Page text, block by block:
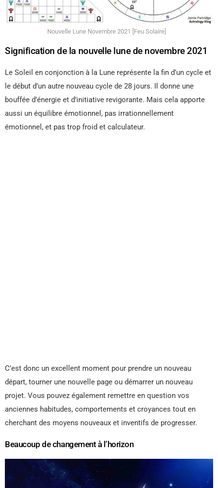
Nouvelle Lune Novembre 2021 [Feu Solaire]
Signification de la nouvelle lune de novembre 2021
Le Soleil en conjonction à la Lune représente la fin d’un cycle et
le début d’un autre nouveau cycle de 28 jours. Il donne une
bouffée d’énergie et d’initiative revigorante. Mais cela apporte
aussi un équilibre émotionnel, pas irrationnellement
émotionnel, et pas trop froid et calculateur.
C’est donc un excellent moment pour prendre un nouveau
départ, tourner une nouvelle page ou démarrer un nouveau
projet. Vous pouvez également remettre en question vos
anciennes habitudes, comportements et croyances tout en
cherchant des moyens nouveaux et inventifs de progresser.
Beaucoup de changement à l’horizon